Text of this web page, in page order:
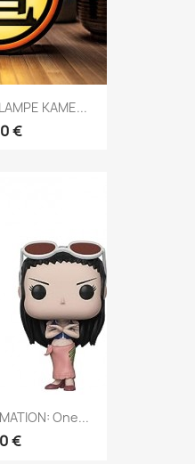
KAME...
€
One...
€